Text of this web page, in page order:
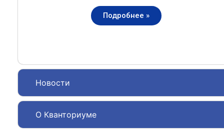
Новости
О Кванториуме
Подробнее »